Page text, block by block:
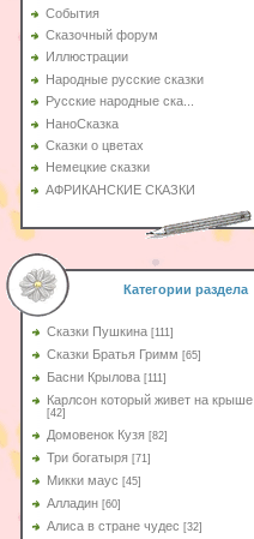
События
Сказочный форум
Иллюстрации
Народные русские сказки
Русские народные ска...
НаноСказка
Сказки о цветах
Немецкие сказки
АФРИКАНСКИЕ СКАЗКИ
Категории раздела
Сказки Пушкина [111]
Сказки Братья Гримм [65]
Басни Крылова [111]
Карлсон который живет на крыше
[42]
Домовенок Кузя [82]
Три богатыря [71]
Микки маус [45]
Алладин [60]
Aлиса в стране чудес [32]